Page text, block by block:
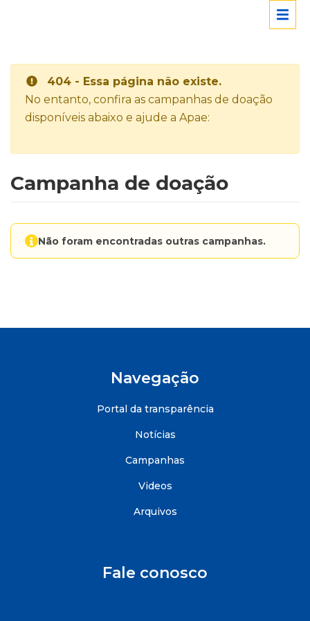
404 - Essa página não existe.
No entanto, confira as campanhas de doação
disponíveis abaixo e ajude a Apae:
Campanha de doação
Não foram encontradas outras campanhas.
Navegação
Portal da transparência
Notícias
Campanhas
Videos
Arquivos
Fale conosco